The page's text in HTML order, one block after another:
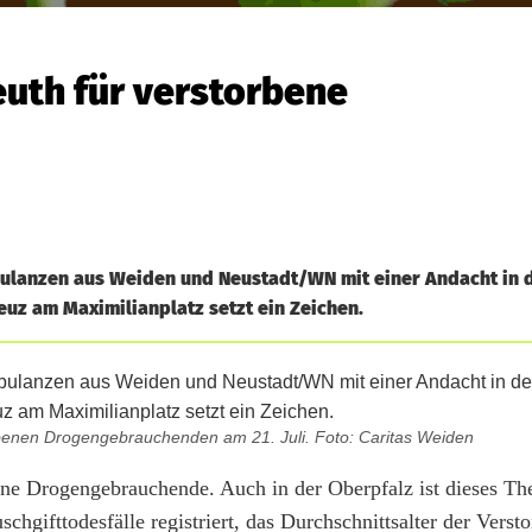
für verstorbene
aus Weiden und Neustadt/WN mit einer Andacht
am Maximilianplatz setzt ein Zeichen.
Drogengebrauchenden am 21. Juli. Foto: Caritas Weiden
Drogengebrauchende. Auch in der Oberpfalz ist dieses
registriert, das Durchschnittsalter der